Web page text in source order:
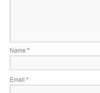
Name *
Email *